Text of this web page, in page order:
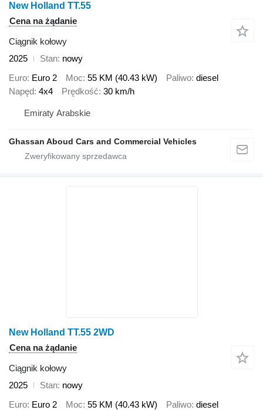
New Holland TT.55
Cena na żądanie
Ciągnik kołowy
2025
Stan nowy
Euro Euro 2 Moc 55 KM (40.43 kW) Paliwo diesel
Napęd 4x4 Prędkość 30 km/h
Emiraty Arabskie
Ghassan Aboud Cars and Commercial Vehicles
New Holland TT.55 2WD
Cena na żądanie
Ciągnik kołowy
2025
Stan nowy
Euro Euro 2 Moc 55 KM (40.43 kW) Paliwo diesel